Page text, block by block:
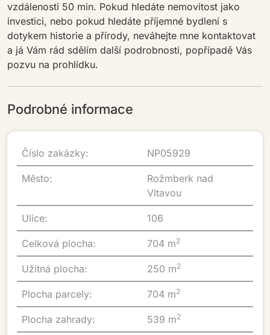
vzdálenosti 50 min. Pokud hledáte nemovitost jako
investici, nebo pokud hledáte příjemné bydlení s
dotykem historie a přírody, neváhejte mne kontaktovat
a já Vám rád sdělím další podrobnosti, popřípadě Vás
pozvu na prohlídku.
Podrobné informace
Číslo zakázky: NP05929
Město:
Rožmberk nad
Vltavou
Ulice: 106
Celková plocha: 704 m2
Užitná plocha: 250 m2
Plocha parcely: 704 m2
Plocha zahrady: 539 m2